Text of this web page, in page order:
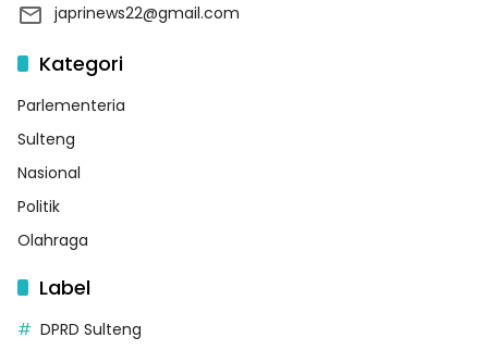
japrinews22@gmail.com
Kategori
Parlementeria
Sulteng
Nasional
Politik
Olahraga
Label
DPRD Sulteng